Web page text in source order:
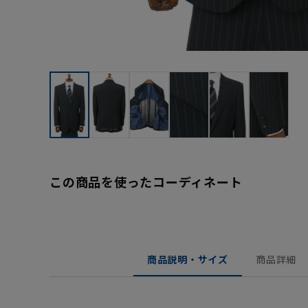
この商品を使ったコーディネート
商品説明・サイズ 商品詳細